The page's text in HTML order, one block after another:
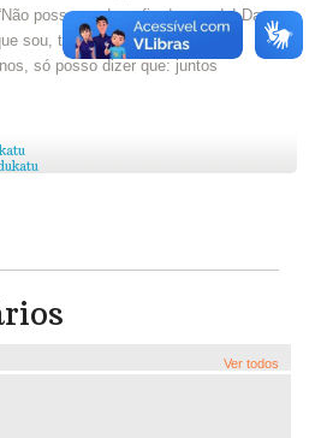
posso perder o fio da meada! Da
sou, trilheira que leva lixinho na
só posso dizer que: juntos
Ver todos